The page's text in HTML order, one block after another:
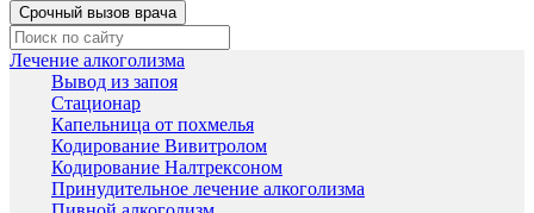
Срочный вызов врача
Лечение алкоголизма
Вывод из запоя
Стационар
Капельница от похмелья
Кодирование Вивитролом
Кодирование Налтрексоном
Принудительное лечение алкоголизма